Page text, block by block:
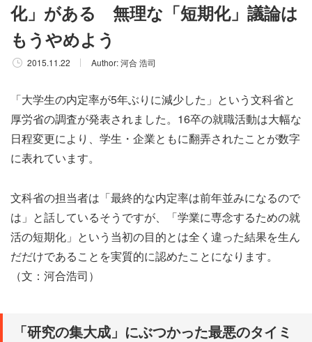
化」がある 無理な「短期化」議論は
もうやめよう
2015.11.22 Author:河合 浩司
「大学生の内定率が5年ぶりに減少した」という文科省と
厚労省の調査が発表されました。16卒の就職活動は大幅な
日程変更により、学生・企業ともに翻弄されたことが数字
に表れています。
文科省の担当者は「最終的な内定率は前年並みになるので
は」と話しているそうですが、「学業に専念するための就
活の短期化」という当初の目的とは全く違った結果を生ん
だだけであることを実質的に認めたことになります。
（文：河合浩司）
「研究の集大成」にぶつかった最悪のタイミ